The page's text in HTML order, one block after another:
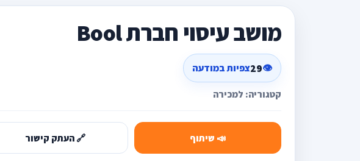
מושב עיסוי חברת Bool
👁️
29צפיות במודעה
קטגוריה: למכירה
📣 שיתוף 🔗 העתק קישור